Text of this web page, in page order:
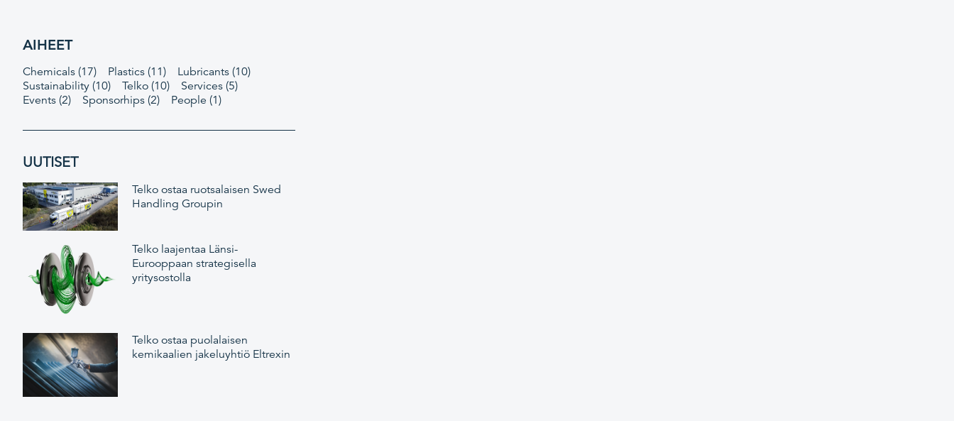
AIHEET
Chemicals (17) Plastics (11) Lubricants (10)
Sustainability (10) Telko (10) Services (5)
Events (2) Sponsorhips (2) People (1)
UUTISET
Telko ostaa ruotsalaisen Swed
Handling Groupin
Telko laajentaa Länsi-
Eurooppaan strategisella
yritysostolla
Telko ostaa puolalaisen
kemikaalien jakeluyhtiö Eltrexin